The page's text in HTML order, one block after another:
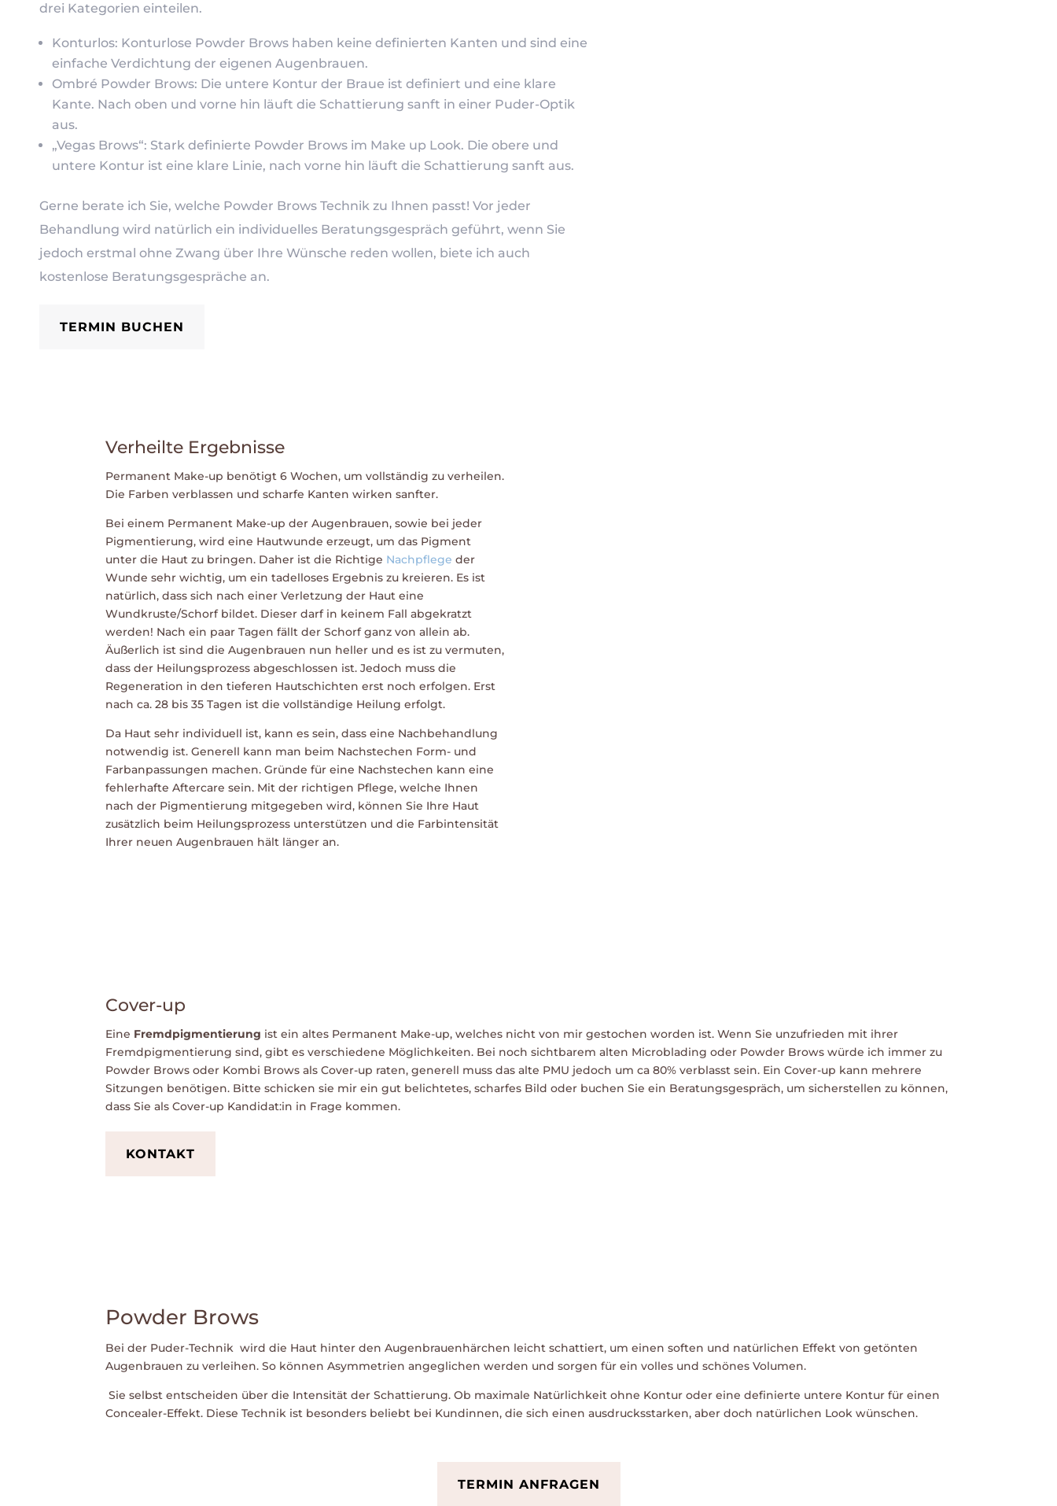
drei Kategorien einteilen.
Konturlos: Konturlose Powder Brows haben keine definierten Kanten und sind eine
einfache Verdichtung der eigenen Augenbrauen.
Ombré Powder Brows: Die untere Kontur der Braue ist definiert und eine klare
Kante. Nach oben und vorne hin läuft die Schattierung sanft in einer Puder-Optik
aus.
„Vegas Brows“: Stark definierte Powder Brows im Make up Look. Die obere und
untere Kontur ist eine klare Linie, nach vorne hin läuft die Schattierung sanft aus.
Gerne berate ich Sie, welche Powder Brows Technik zu Ihnen passt! Vor jeder
Behandlung wird natürlich ein individuelles Beratungsgespräch geführt, wenn Sie
jedoch erstmal ohne Zwang über Ihre Wünsche reden wollen, biete ich auch
kostenlose Beratungsgespräche an.
TERMIN BUCHEN
Verheilte Ergebnisse
Permanent Make-up benötigt 6 Wochen, um vollständig zu verheilen.
Die Farben verblassen und scharfe Kanten wirken sanfter.
Bei einem Permanent Make-up der Augenbrauen, sowie bei jeder
Pigmentierung, wird eine Hautwunde erzeugt, um das Pigment
unter die Haut zu bringen. Daher ist die Richtige Nachpflege der
Wunde sehr wichtig, um ein tadelloses Ergebnis zu kreieren. Es ist
natürlich, dass sich nach einer Verletzung der Haut eine
Wundkruste/Schorf bildet. Dieser darf in keinem Fall abgekratzt
werden! Nach ein paar Tagen fällt der Schorf ganz von allein ab.
Äußerlich ist sind die Augenbrauen nun heller und es ist zu vermuten,
dass der Heilungsprozess abgeschlossen ist. Jedoch muss die
Regeneration in den tieferen Hautschichten erst noch erfolgen. Erst
nach ca. 28 bis 35 Tagen ist die vollständige Heilung erfolgt.
Da Haut sehr individuell ist, kann es sein, dass eine Nachbehandlung
notwendig ist. Generell kann man beim Nachstechen Form- und
Farbanpassungen machen. Gründe für eine Nachstechen kann eine
fehlerhafte Aftercare sein. Mit der richtigen Pflege, welche Ihnen
nach der Pigmentierung mitgegeben wird, können Sie Ihre Haut
zusätzlich beim Heilungsprozess unterstützen und die Farbintensität
Ihrer neuen Augenbrauen hält länger an.
Cover-up
Eine Fremdpigmentierung ist ein altes Permanent Make-up, welches nicht von mir gestochen worden ist. Wenn Sie unzufrieden mit ihrer
Fremdpigmentierung sind, gibt es verschiedene Möglichkeiten. Bei noch sichtbarem alten Microblading oder Powder Brows würde ich immer zu
Powder Brows oder Kombi Brows als Cover-up raten, generell muss das alte PMU jedoch um ca 80% verblasst sein. Ein Cover-up kann mehrere
Sitzungen benötigen. Bitte schicken sie mir ein gut belichtetes, scharfes Bild oder buchen Sie ein Beratungsgespräch, um sicherstellen zu können,
dass Sie als Cover-up Kandidat:in in Frage kommen.
KONTAKT
Powder Brows
Bei der Puder-Technik wird die Haut hinter den Augenbrauenhärchen leicht schattiert, um einen soften und natürlichen Effekt von getönten
Augenbrauen zu verleihen. So können Asymmetrien angeglichen werden und sorgen für ein volles und schönes Volumen.
Sie selbst entscheiden über die Intensität der Schattierung. Ob maximale Natürlichkeit ohne Kontur oder eine definierte untere Kontur für einen
Concealer-Effekt. Diese Technik ist besonders beliebt bei Kundinnen, die sich einen ausdrucksstarken, aber doch natürlichen Look wünschen.
TERMIN ANFRAGEN